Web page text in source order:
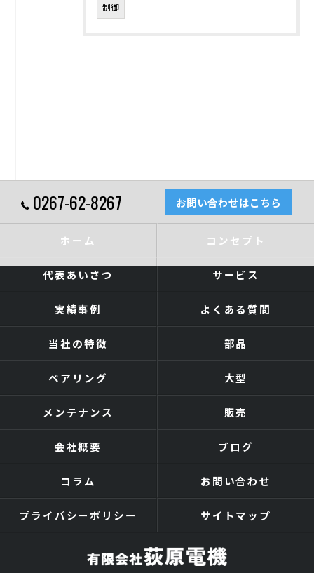
制御
0267-62-8267 お問い合わせはこちら
ホーム コンセプト
代表あいさつ サービス
実績事例 よくある質問
当社の特徴 部品
ベアリング 大型
メンテナンス 販売
会社概要 ブログ
コラム お問い合わせ
プライバシーポリシー サイトマップ